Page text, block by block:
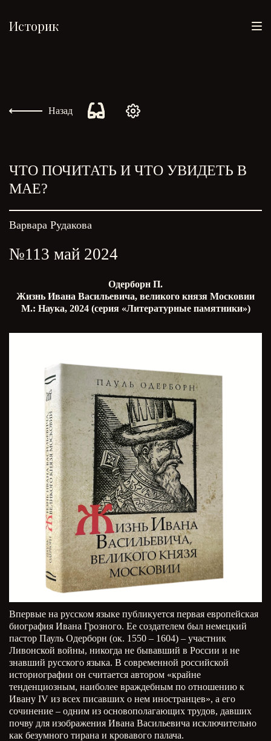
Историк
Назад
ЧТО ПОЧИТАТЬ И ЧТО УВИДЕТЬ В
МАЕ?
№113 май 2024
Варвара Рудакова
Одерборн П.
Жизнь Ивана Васильевича, великого князя Московии
М.: Наука, 2024 (серия «Литературные памятники»)
Впервые на русском языке публикуется первая европейская
биография Ивана Грозного. Ее создателем был немецкий
пастор Пауль Одерборн (ок. 1550 – 1604) – участник
Ливонской войны, никогда не бывавший в России и не
знавший русского языка. В современной российской
историографии он считается автором «крайне
тенденциозным, наиболее враждебным по отношению к
Ивану IV из всех писавших о нем иностранцев», а его
сочинение – одним из основополагающих трудов, давших
почву для изображения Ивана Васильевича исключительно
как безумного тирана и кровавого палача.